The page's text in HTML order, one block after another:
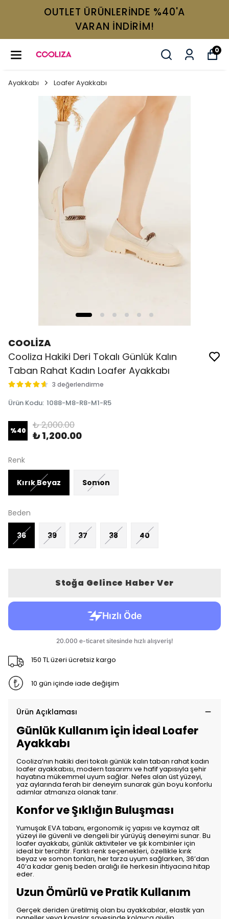
OUTLET ÜRÜNLERİNDE %40'A
VARAN İNDİRİM!
0
Ayakkabı Loafer Ayakkabı
COOLİZA
Cooliza Hakiki Deri Tokalı Günlük Kalın
Taban Rahat Kadın Loafer Ayakkabı
3 değerlendirme
Ürün Kodu: 1088-M8-R8-M1-R5
%40 ₺ 2,000.00
₺ 1,200.00
Renk
Kırık Beyaz Somon
Beden
36 39 37 38 40
Stoğa Gelince Haber Ver
150 TL üzeri ücretsiz kargo
10 gün içinde iade değişim
Ürün Açıklaması
Günlük Kullanım için İdeal Loafer
Ayakkabı
Cooliza’nın hakiki deri tokalı günlük kalın taban rahat kadın
loafer ayakkabısı, modern tasarımı ve hafif yapısıyla şehir
hayatına mükemmel uyum sağlar. Nefes alan üst yüzeyi,
yaz aylarında ferah bir deneyim sunarak gün boyu konforlu
adımlar atmanıza olanak tanır.
Konfor ve Şıklığın Buluşması
Yumuşak EVA tabanı, ergonomik iç yapısı ve kaymaz alt
yüzeyi ile güvenli ve dengeli bir yürüyüş deneyimi sunar. Bu
loafer ayakkabı, günlük aktiviteler ve şık kombinler için
ideal bir tercihtir. Farklı renk seçenekleri, özellikle kırık
beyaz ve somon tonları, her tarza uyum sağlarken, 36’dan
40’a kadar geniş beden aralığı ile herkesin ihtiyacına hitap
eder.
Uzun Ömürlü ve Pratik Kullanım
Gerçek deriden üretilmiş olan bu ayakkabılar, elastik yan